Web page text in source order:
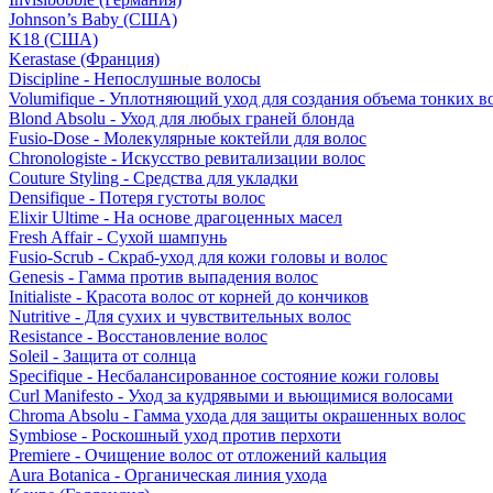
Johnson’s Baby (США)
K18 (США)
Kerastase (Франция)
Discipline - Непослушные волосы
Volumifique - Уплотняющий уход для создания объема тонких
Blond Absolu - Уход для любых граней блонда
Fusio-Dose - Молекулярные коктейли для волос
Chronologiste - Искусство ревитализации волос
Couture Styling - Средства для укладки
Densifique - Потеря густоты волос
Elixir Ultime - На основе драгоценных масел
Fresh Affair - Сухой шампунь
Fusio-Scrub - Скраб-уход для кожи головы и волос
Genesis - Гамма против выпадения волос
Initialiste - Красота волос от корней до кончиков
Nutritive - Для сухих и чувствительных волос
Resistance - Восстановление волос
Soleil - Защита от солнца
Specifique - Несбалансированное состояние кожи головы
Curl Manifesto - Уход за кудрявыми и вьющимися волосами
Chroma Absolu - Гамма ухода для защиты окрашенных волос
Symbiose - Роскошный уход против перхоти
Premiere - Очищение волос от отложений кальция
Aura Botanica - Органическая линия ухода